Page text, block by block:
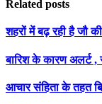
Related posts
शहरों में बढ़ रही है जौ
बारिश के कारण अलर्ट ,
आचार संहिता के तहत